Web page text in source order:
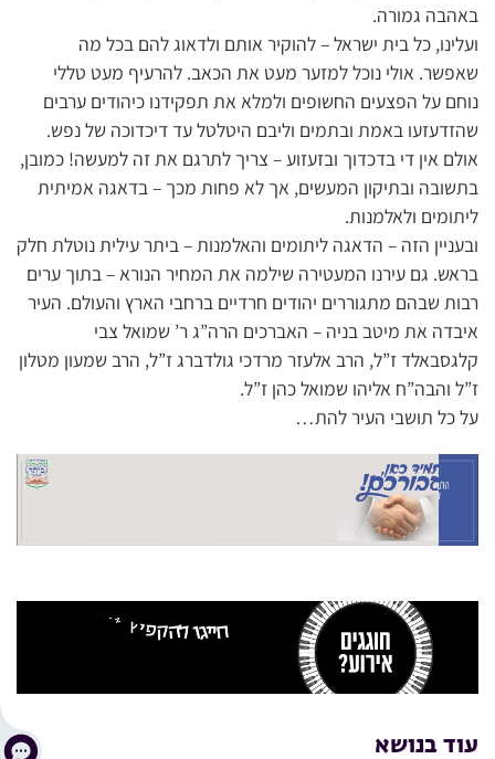
באהבה גמורה.
ועלינו, כל בית ישראל – להוקיר אותם ולדאוג להם בכל מה
שאפשר. אולי נוכל למזער מעט את הכאב. להרעיף מעט טללי
נוחם על הפצעים החשופים ולמלא את תפקידנו כיהודים ערבים
שהזדעזעו באמת ובתמים וליבם היטלטל עד דיכדוכה של נפש.
אולם אין די בדכדוך ובזעזוע – צריך לתרגם את זה למעשה! כמובן,
בתשובה ובתיקון המעשים, אך לא פחות מכך – בדאגה אמיתית
ליתומים ולאלמנות.
ובעניין הזה – הדאגה ליתומים והאלמנות – ביתר עילית נוטלת חלק
בראש. גם עירנו המעטירה שילמה את המחיר הנורא – בתוך ערים
רבות שבהם מתגוררים יהודים חרדיים ברחבי הארץ והעולם. העיר
איבדה את מיטב בניה – האברכים הרה”ג ר’ שמואל צבי
קלגסבאלד ז”ל, הרב אלעזר מרדכי גולדברג ז”ל, הרב שמעון מטלון
ז”ל והבה”ח אליהו שמואל כהן ז”ל.
על כל תושבי העיר להת…
עוד בנושא